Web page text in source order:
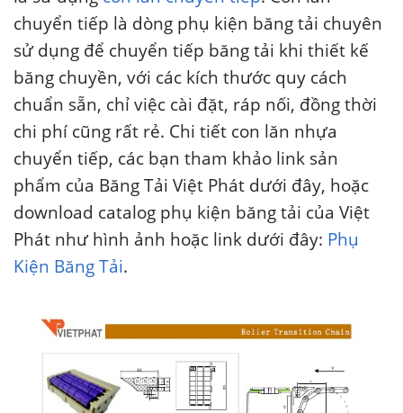
chuyển tiếp là dòng phụ kiện băng tải chuyên
sử dụng để chuyển tiếp băng tải khi thiết kế
băng chuyền, với các kích thước quy cách
chuẩn sẵn, chỉ việc cài đặt, ráp nối, đồng thời
chi phí cũng rất rẻ. Chi tiết con lăn nhựa
chuyển tiếp, các bạn tham khảo link sản
phẩm của Băng Tải Việt Phát dưới đây, hoặc
download catalog phụ kiện băng tải của Việt
Phát như hình ảnh hoặc link dưới đây: Phụ
Kiện Băng Tải.